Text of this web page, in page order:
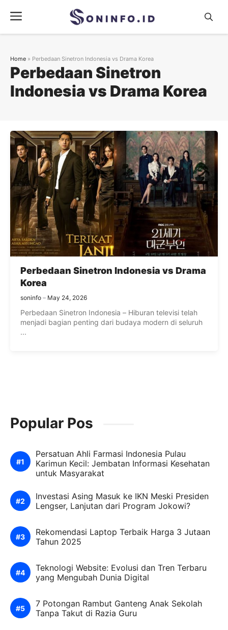
content
Menu
Perbedaan Sinetron
Indonesia vs Drama Korea
Home » Perbedaan Sinetron Indonesia vs Drama Korea
Perbedaan Sinetron Indonesia vs Drama
Korea
soninfo May 24, 2026
Perbedaan Sinetron Indonesia – Hiburan televisi telah
menjadi bagian penting dari budaya modern di seluruh
...
Popular Pos
Persatuan Ahli Farmasi Indonesia Pulau
Karimun Kecil: Jembatan Informasi Kesehatan
untuk Masyarakat
Investasi Asing Masuk ke IKN Meski Presiden
Lengser, Lanjutan dari Program Jokowi?
Rekomendasi Laptop Terbaik Harga 3 Jutaan
Tahun 2025
Teknologi Website: Evolusi dan Tren Terbaru
yang Mengubah Dunia Digital
7 Potongan Rambut Ganteng Anak Sekolah
Tanpa Takut di Razia Guru